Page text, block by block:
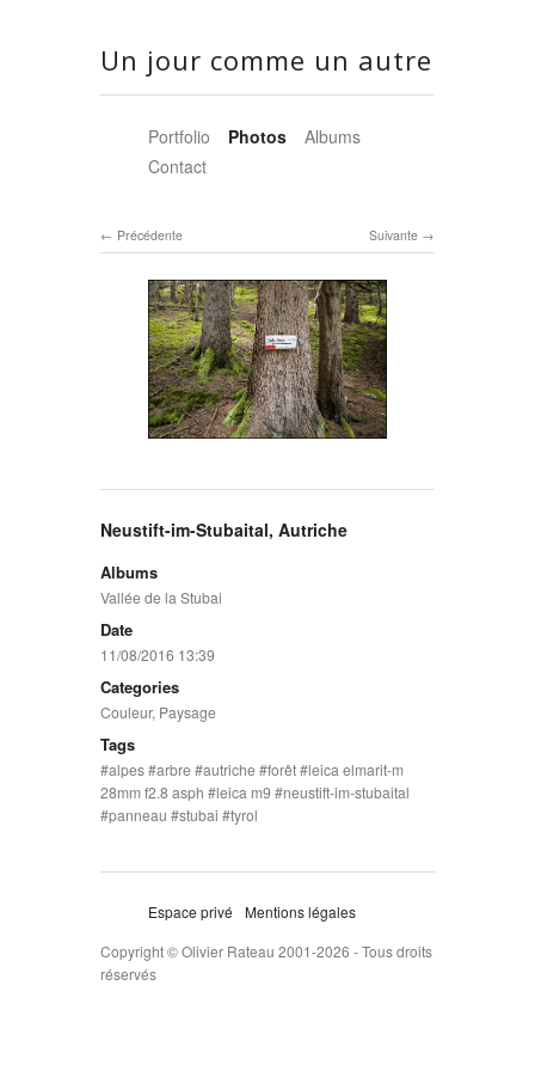
Un jour comme un autre
Portfolio Photos
Albums
Contact
Suivante
Précédente
Neustift-im-Stubaital, Autriche
Albums
Vallée de la Stubai
Date
11/08/2016 13:39
Categories
Couleur, Paysage
Tags
alpes arbre autriche forêt leica elmarit-m
28mm f2.8 asph
leica m9
neustift-im-stubaital
panneau
stubai tyrol
Espace privé
Mentions légales
Copyright © Olivier Rateau 2001-2026 - Tous droits
réservés